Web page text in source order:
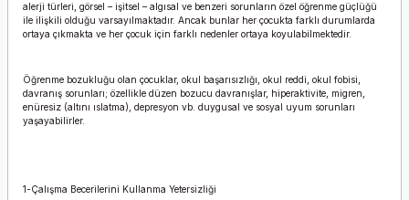
alerji türleri, görsel – işitsel – algısal ve benzeri sorunların özel öğrenme güçlüğü
ile ilişkili olduğu varsayılmaktadır. Ancak bunlar her çocukta farklı durumlarda
ortaya çıkmakta ve her çocuk için farklı nedenler ortaya koyulabilmektedir.
Öğrenme bozukluğu olan çocuklar, okul başarısızlığı, okul reddi, okul fobisi,
davranış sorunları; özellikle düzen bozucu davranışlar, hiperaktivite, migren,
enüresiz (altını ıslatma), depresyon vb. duygusal ve sosyal uyum sorunları
yaşayabilirler.
1-Çalışma Becerilerini Kullanma Yetersizliği